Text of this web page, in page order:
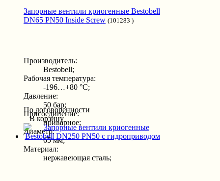
Запорные вентили криогенные Bestobell
DN65 PN50 Inside Screw (101283 )
Производитель:
Bestobell;
Рабочая температура:
-196…+80 °С;
Давление:
50 бар;
Присоединение:
приварное;
Диаметр:
65 мм;
Материал:
нержавеющая сталь;
По договоренности
В корзину